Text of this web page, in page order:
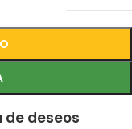
deseos